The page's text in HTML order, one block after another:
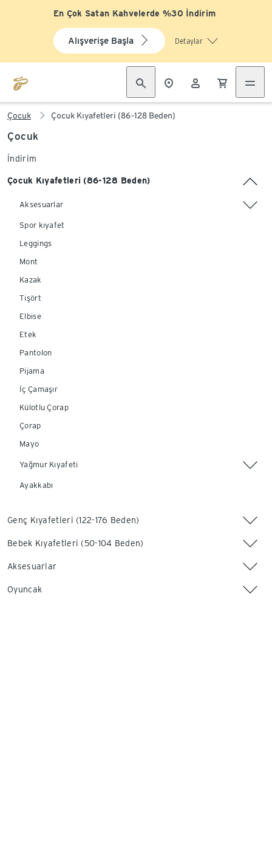
En Çok Satan Kahvelerde %30 İndirim
Alışverişe Başla Detaylar
Çocuk Çocuk Kıyafetleri (86-128 Beden)
Çocuk
İndirim
Çocuk Kıyafetleri (86-128 Beden)
Aksesuarlar
Spor kıyafet
Leggings
Mont
Kazak
Tişört
Elbise
Etek
Pantolon
Pijama
İç Çamaşır
Külotlu Çorap
Çorap
Mayo
Yağmur Kıyafeti
Ayakkabı
Genç Kıyafetleri (122-176 Beden)
Bebek Kıyafetleri (50-104 Beden)
Aksesuarlar
Oyuncak